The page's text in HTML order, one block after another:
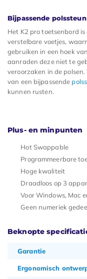
Bijpassende polssteun
Het K2 pro toetsenbord
verstelbare voetjes,
gebruiken in een hoek
aanraden deze niet te
veroorzaken in de
van een bijpassende
kunnen rusten.
Plus- en minpunten
Hot Swappable
Programmeerbare
Hoge kwaliteit
Draadloos op 3
Voor Windows, Mac
Geen numeriek
Beknopte
Garantie
Ergonomisch